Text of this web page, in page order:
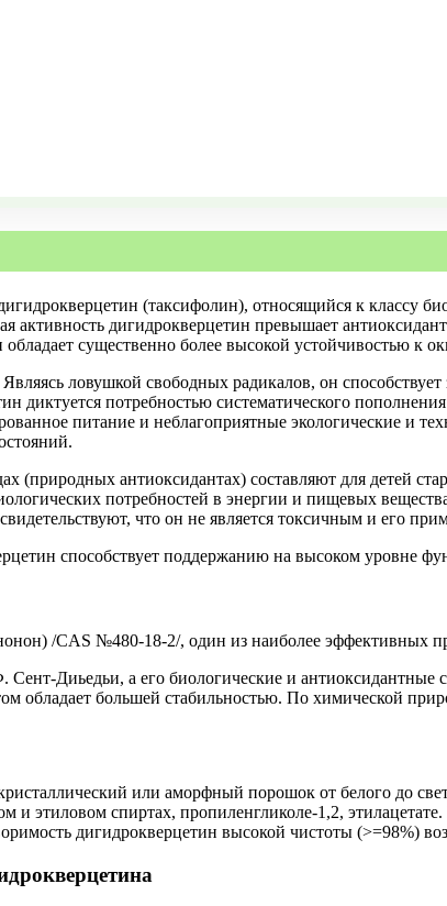
(таксифолин), относящийся к классу
дигидрокверцетин превышает
существенно более высокой устойчивостью к
ловушкой свободных радикалов, он
потребностью систематического
питание и неблагоприятные экологические и
(природных антиоксидантах) составляют для детей
потребностей в энергии и пищевых
что он не является токсичным и его
способствует поддержанию на высоком уровне
/CAS №480-18-2/, один из наиболее эффективных
Диьедьи, а его биологические и антиоксидантные
обладает большей стабильностью. По химической
или аморфный порошок от белого до
этиловом спиртах, пропиленгликоле-1,2,
дигидрокверцетин высокой чистоты (>=98%)